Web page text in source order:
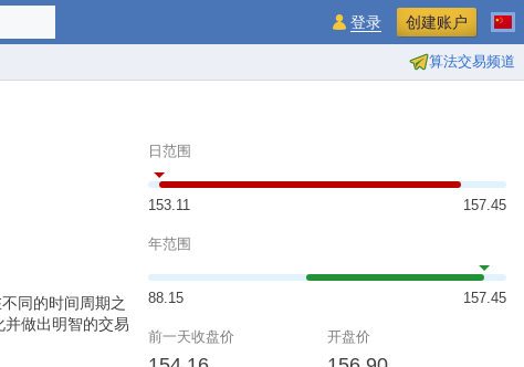
算法交易频道
登录 创建账户
同的时间周期之
做出明智的交易
日范围
153.11 157.45
年范围
88.15 157.45
前一天收盘价 开盘价